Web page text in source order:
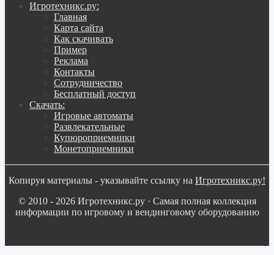
Игротехникс.ру:
Главная
Карта сайта
Как скачивать
Пример
Реклама
Контакты
Сотрудничество
Бесплатный доступ
Скачать:
Игровые автоматы
Развлекательные
Купюроприемники
Монетоприемники
Копируя материалы - указывайте ссылку на Игротехникс.ру!
© 2010 - 2026 Игротехникс.ру · Самая полная коллекция
информации по игровому и вендинговому оборудованию